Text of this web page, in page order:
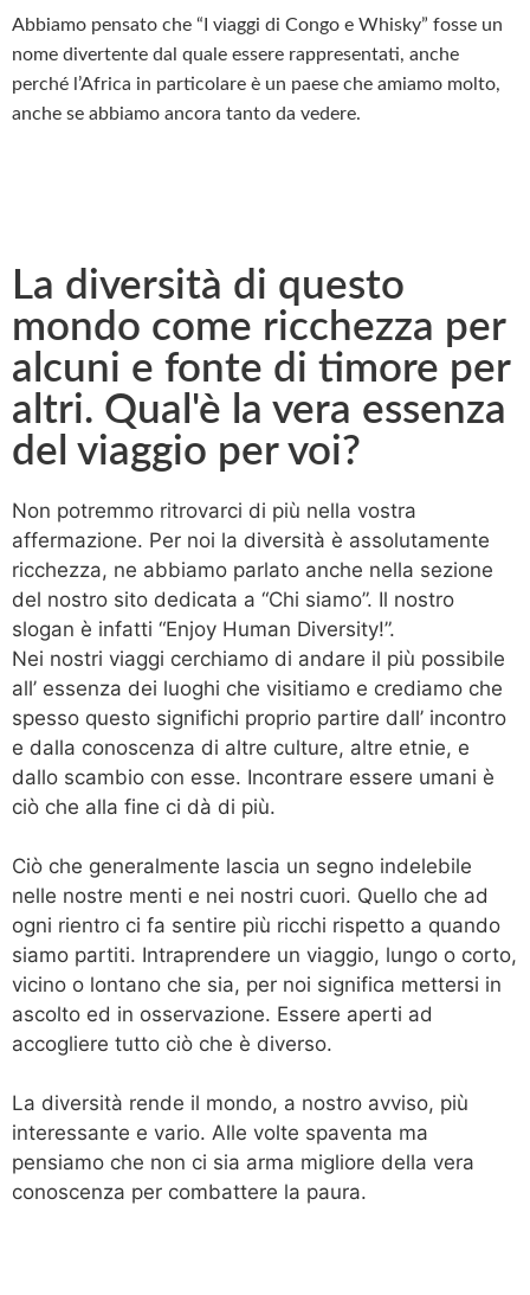
Abbiamo pensato che “I viaggi di Congo e Whisky” fosse un
nome divertente dal quale essere rappresentati, anche
perché l’Africa in particolare è un paese che amiamo molto,
anche se abbiamo ancora tanto da vedere.
La diversità di questo
mondo come ricchezza per
alcuni e fonte di timore per
altri. Qual'è la vera essenza
del viaggio per voi?​
Non potremmo ritrovarci di più nella vostra
affermazione. Per noi la diversità è assolutamente
ricchezza, ne abbiamo parlato anche nella sezione
del nostro sito dedicata a “Chi siamo”. Il nostro
slogan è infatti “Enjoy Human Diversity!”.
Nei nostri viaggi cerchiamo di andare il più possibile
all’ essenza dei luoghi che visitiamo e crediamo che
spesso questo significhi proprio partire dall’ incontro
e dalla conoscenza di altre culture, altre etnie, e
dallo scambio con esse. Incontrare essere umani è
ciò che alla fine ci dà di più.
Ciò che generalmente lascia un segno indelebile
nelle nostre menti e nei nostri cuori. Quello che ad
ogni rientro ci fa sentire più ricchi rispetto a quando
siamo partiti. Intraprendere un viaggio, lungo o corto,
vicino o lontano che sia, per noi significa mettersi in
ascolto ed in osservazione. Essere aperti ad
accogliere tutto ciò che è diverso.
La diversità rende il mondo, a nostro avviso, più
interessante e vario. Alle volte spaventa ma
pensiamo che non ci sia arma migliore della vera
conoscenza per combattere la paura.